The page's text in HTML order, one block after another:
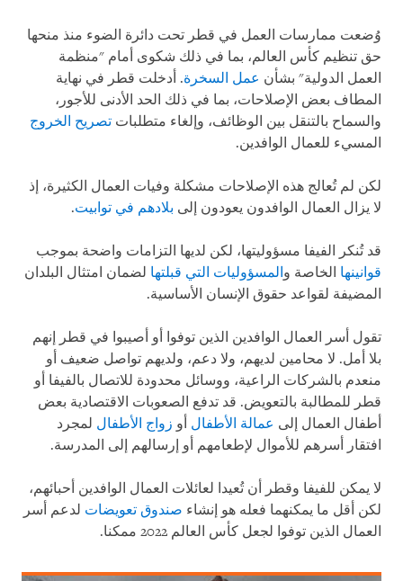
وُضعت ممارسات العمل في قطر تحت دائرة الضوء منذ منحها
حق تنظيم كأس العالم، بما في ذلك شكوى أمام "منظمة
العمل الدولية" بشأن عمل السخرة. أدخلت قطر في نهاية
المطاف بعض الإصلاحات، بما في ذلك الحد الأدنى للأجور،
والسماح بالتنقل بين الوظائف، وإلغاء متطلبات تصريح الخروج
المسيء للعمال الوافدين.
لكن لم تُعالج هذه الإصلاحات مشكلة وفيات العمال الكثيرة، إذ
لا يزال العمال الوافدون يعودون إلى بلادهم في توابيت.
قد تُنكر الفيفا مسؤوليتها، لكن لديها التزامات واضحة بموجب
قوانينها الخاصة و المسؤوليات التي قبلتها لضمان امتثال البلدان
المضيفة لقواعد حقوق الإنسان الأساسية.
تقول أسر العمال الوافدين الذين توفوا أو أصيبوا في قطر إنهم
بلا أمل. لا محامين لديهم، ولا دعم، ولديهم تواصل ضعيف أو
منعدم بالشركات الراعية، ووسائل محدودة للاتصال بالفيفا أو
قطر للمطالبة بالتعويض. قد تدفع الصعوبات الاقتصادية بعض
أطفال العمال إلى عمالة الأطفال أو زواج الأطفال لمجرد
افتقار أسرهم للأموال لإطعامهم أو إرسالهم إلى المدرسة.
لا يمكن للفيفا وقطر أن تُعيدا لعائلات العمال الوافدين أحبائهم،
لكن أقل ما يمكنهما فعله هو إنشاء صندوق تعويضات لدعم أسر
العمال الذين توفوا لجعل كأس العالم 2022 ممكنا.